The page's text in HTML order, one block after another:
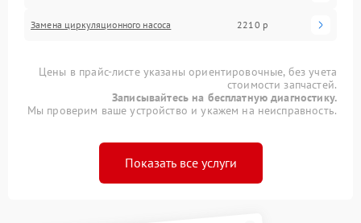
Замена циркуляционного насоса 2210 р
Цены в прайс-листе указаны ориентировочные, без учета
стоимости запчастей.
Записывайтесь на бесплатную диагностику.
Мы проверим ваше устройство и укажем на неисправность.
Показать все услуги